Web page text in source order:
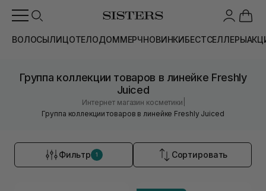
ВОЛОСЫЛИЦОТЕЛОДОММЕРЧНОВИНКИБЕСТСЕЛЛЕРЫ
Группа коллекции товаров в линейке Freshly
Juiced
Интернет магазин косметики
Группа коллекции товаров в линейке Freshly Juiced
Фильтр 1 Сортировать